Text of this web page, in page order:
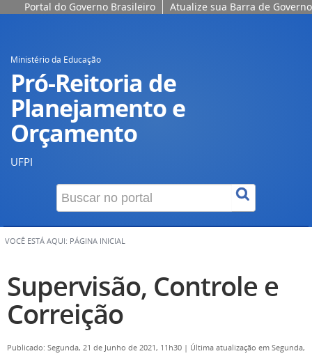
Portal do Governo Brasileiro Atualize sua Barra de Governo
Ministério da Educação
Pró-Reitoria de
Planejamento e
Orçamento
UFPI
VOCÊ ESTÁ AQUI: PÁGINA INICIAL
Supervisão, Controle e
Correição
Publicado: Segunda, 21 de Junho de 2021, 11h30 | Última atualização em Segunda,